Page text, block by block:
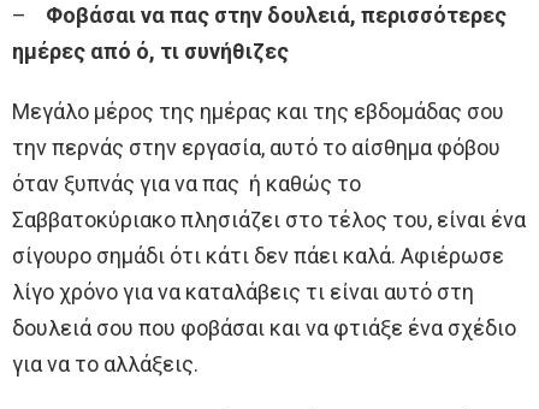
– Φοβάσαι να πας στην δουλειά, περισσότερες
ημέρες από ό, τι συνήθιζες
Μεγάλο μέρος της ημέρας και της εβδομάδας σου
την περνάς στην εργασία, αυτό το αίσθημα φόβου
όταν ξυπνάς για να πας ή καθώς το
Σαββατοκύριακο πλησιάζει στο τέλος του, είναι ένα
σίγουρο σημάδι ότι κάτι δεν πάει καλά. Αφιέρωσε
λίγο χρόνο για να καταλάβεις τι είναι αυτό στη
δουλειά σου που φοβάσαι και να φτιάξε ένα σχέδιο
για να το αλλάξεις.